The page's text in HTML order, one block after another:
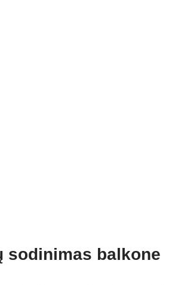
sodinimas balkone